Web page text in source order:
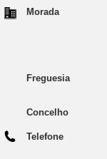
Morada
Freguesia
Concelho
Telefone